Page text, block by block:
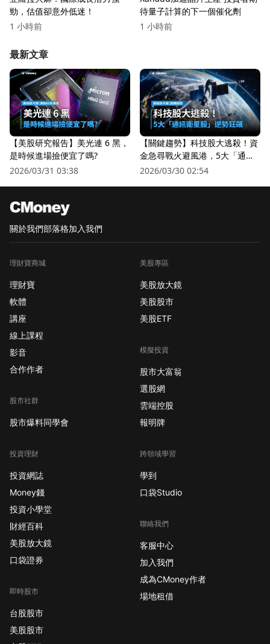
勁，估值卻意外低迷！
1 小時前
待量子計算的下一個催化劑
1 小時前
最新文章
【美股研究報告】美光連 6 黑，
是時候進場撿便宜了嗎?
2026/03/31 03:38
【關鍵趨勢】科技股大逃殺！資
金急尋戰火避風港，5大「通訊
衛星股」逆勢狂飆
2026/03/30 02:54
關於我們部落格加入我們
理財寶商城
理財寶
軟體
講座
線上課程
影音
合作作者
股市社群
股市爆料同學會
投資理財
投資網誌
Money錢
投資小學堂
財經百科
美股放大鏡
口袋證券
即時股市
台股股市
美股股市
美股專區
美股放大鏡
美股股市
美股ETF
模擬投資
股市大富翁
選股網
雲端控股
報明牌
跨領域學習
學到
口袋Studio
聯絡我們
客服中心
加入我們
成為CMoney作者
場地租借